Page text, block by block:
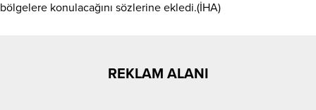
bölgelere konulacağını sözlerine ekledi.(İHA)
REKLAM ALANI